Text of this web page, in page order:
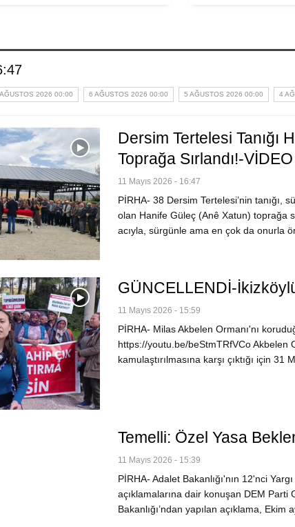
2026 00:00 6 AĞUSTOS 2026 00:00 5 AĞUSTOS 2026 00:00 4
Dersim Tertelesi Tanığı
Toprağa Sırlandı!-VİDEO
11 Mayıs 2026 - 16:47
PİRHA- 38 Dersim Tertelesi’nin tanığı,
olan Hanife Güleç (Anê Xatun) toprağa
acıyla, sürgünle ama en çok da onurla
GÜNCELLENDİ-
11 Mayıs 2026 - 15:59
PİRHA- Milas Akbelen Ormanı'nı
https://youtu.be/beStmTRfVCo Akbelen
kamulaştırılmasına karşı çıktığı için
Temelli: Özel Yasa
11 Mayıs 2026 - 15:39
PİRHA- Adalet Bakanlığı'nın 12'nci
açıklamalarına dair konuşan DEM
Bakanlığı’ndan yapılan açıklama,